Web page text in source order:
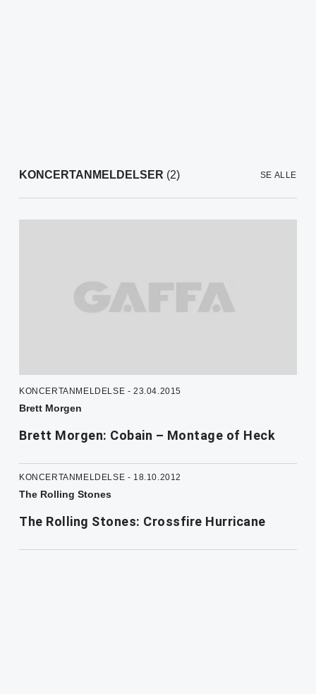
KONCERTANMELDELSER (2) SE ALLE
KONCERTANMELDELSE - 23.04.2015
Brett Morgen
Brett Morgen: Cobain – Montage of Heck
KONCERTANMELDELSE - 18.10.2012
The Rolling Stones
The Rolling Stones: Crossfire Hurricane